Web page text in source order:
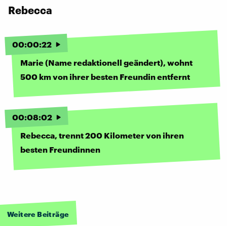
Rebecca
00:00:22
Marie (Name redaktionell geändert), wohnt
500 km von ihrer besten Freundin entfernt
00:08:02
Rebecca, trennt 200 Kilometer von ihren
besten Freundinnen
Weitere Beiträge